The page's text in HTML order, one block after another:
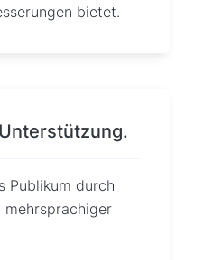
bietet.
Publikum durch
mehrsprachiger